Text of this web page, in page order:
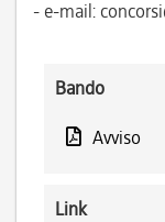
- e-mail:
Bando
Avviso
Link